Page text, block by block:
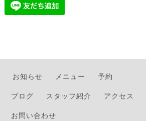
お知らせ メニュー
予約
ブログ スタッフ紹介
アクセス
お問い合わせ